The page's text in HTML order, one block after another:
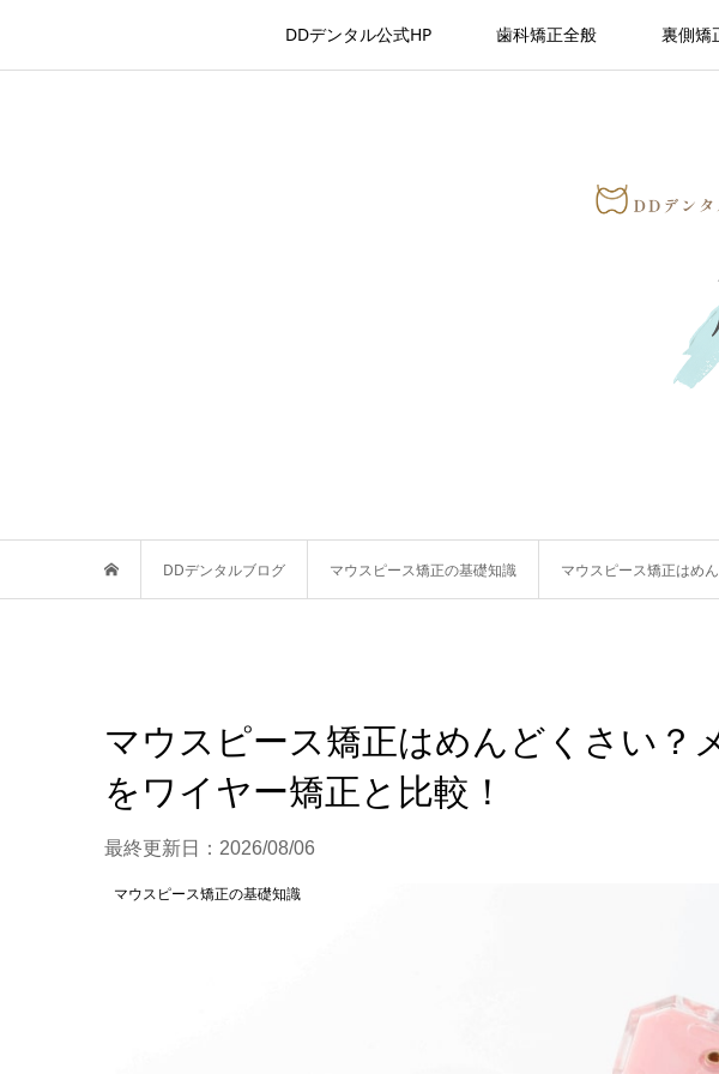
DDデンタル公式HP 歯科矯正全般 裏側矯
DDデンタルブログ マウスピース矯正の基礎知識 マウスピース矯正はめ
マウスピース矯正はめんどくさい？
をワイヤー矯正と比較！
最終更新日： 2026/08/06
マウスピース矯正の基礎知識